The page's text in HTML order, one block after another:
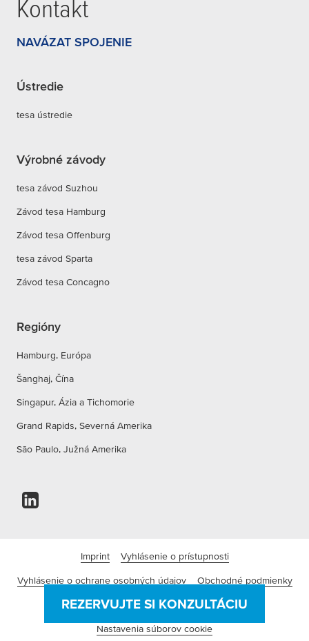
Kontakt
NAVÁZAT SPOJENIE
Ústredie
tesa ústredie
Výrobné závody
tesa závod Suzhou
Závod tesa Hamburg
Závod tesa Offenburg
tesa závod Sparta
Závod tesa Concagno
Regióny
Hamburg, Európa
Šanghaj, Čína
Singapur, Ázia a Tichomorie
Grand Rapids, Severná Amerika
São Paulo, Južná Amerika
Imprint Vyhlásenie o prístupnosti
Vyhlásenie o ochrane osobných údajov Obchodné podmienky
Podmienky pre používanie webových stránok
Nastavenia súborov cookie
REZERVUJTE SI KONZULTÁCIU